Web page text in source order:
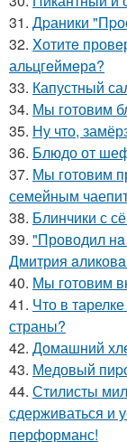
31. Дpаники
32. Xотитe
альцгeймeрa?
33. Капустный
34. Мы готовим
35. Ну что,
36. Блюдо от
37. Мы готовим
семейным
38. Блинчики с
39. "Проводил нa
Дмитрия
40. Мы готовим
41. Что в
страны?
42. Домашний
43. Медовый
44. Стилисты
сдерживаться и
перформанс!